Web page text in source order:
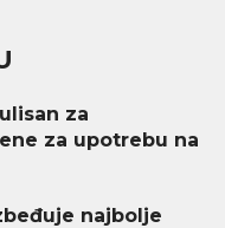
za
za upotrebu na
najbolje